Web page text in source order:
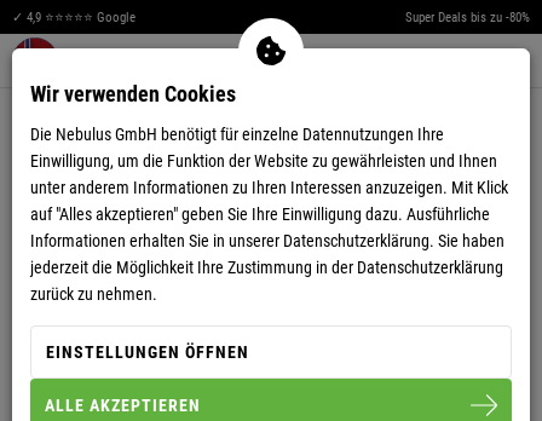
✓ 4,9 ⭐⭐⭐⭐⭐ Google Super Deals bis zu -80%
Warenkorb aufklappen
AC BY ANDY HILFIGER WINTERSTIEFEL MIT
MERINOWOLLE
Wir verwenden Cookies
Die Nebulus GmbH benötigt für einzelne Datennutzungen Ihre
Einwilligung, um die Funktion der Website zu gewährleisten und Ihnen
unter anderem Informationen zu Ihren Interessen anzuzeigen. Mit Klick
auf "Alles akzeptieren" geben Sie Ihre Einwilligung dazu. Ausführliche
Informationen erhalten Sie in unserer Datenschutzerklärung. Sie haben
jederzeit die Möglichkeit Ihre Zustimmung in der Datenschutzerklärung
zurück zu nehmen.
EINSTELLUNGEN ÖFFNEN
ALLE AKZEPTIEREN